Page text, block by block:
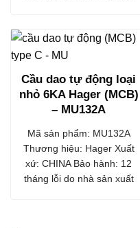
Cầu dao tự động loại
nhỏ 6KA Hager (MCB)
– MU132A
Mã sản phẩm: MU132A
Thương hiệu: Hager Xuất
xứ: CHINA Bảo hành: 12
tháng lỗi do nhà sản xuất